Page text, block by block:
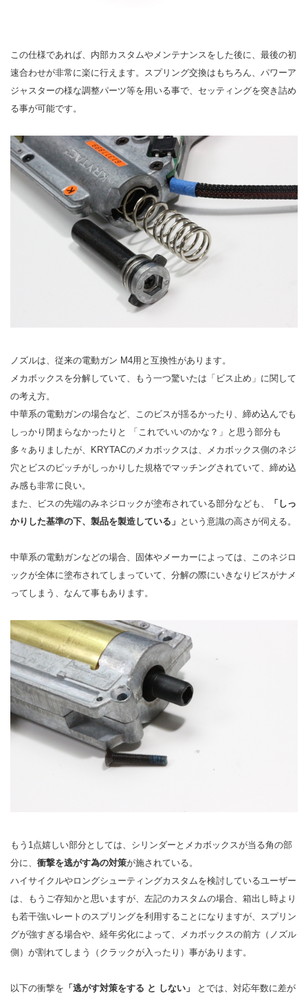
この仕様であれば、内部カスタムやメンテナンスをした後に、最後の初
速合わせが非常に楽に行えます。スプリング交換はもちろん、パワーア
ジャスターの様な調整パーツ等を用いる事で、セッティングを突き詰め
る事が可能です。
ノズルは、従来の電動ガン M4用と互換性があります。
メカボックスを分解していて、もう一つ驚いたは「ビス止め」に関して
の考え方。
中華系の電動ガンの場合など、このビスが揺るかったり、締め込んでも
しっかり閉まらなかったりと 「これでいいのかな？」と思う部分も
多々ありましたが、KRYTACのメカボックスは、メカボックス側のネジ
穴とビスのピッチがしっかりした規格でマッチングされていて、締め込
み感も非常に良い。
また、ビスの先端のみネジロックが塗布されている部分なども、
「しっ
かりした基準の下、製品を製造している」 という意識の高さが伺える。
中華系の電動ガンなどの場合、固体やメーカーによっては、このネジロ
ックが全体に塗布されてしまっていて、分解の際にいきなりビスがナメ
ってしまう、なんて事もあります。
もう1点嬉しい部分としては、シリンダーとメカボックスが当る角の部
分に、 衝撃を逃がす為の対策が施されている。
ハイサイクルやロングシューティングカスタムを検討しているユーザー
は、もうご存知かと思いますが、左記のカスタムの場合、箱出し時より
も若干強いレートのスプリングを利用することになりますが、スプリン
グが強すぎる場合や、経年劣化によって、メカボックスの前方（ノズル
側）が割れてしまう（クラックが入ったり）事があります。
以下の衝撃を 「逃がす対策をする と しない」
とでは、対応年数に差が